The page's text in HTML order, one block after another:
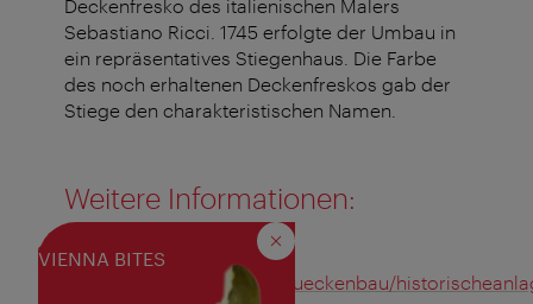
Deckenfresko des italienischen Malers
Sebastiano Ricci. 1745 erfolgte der Umbau in
ein repräsentatives Stiegenhaus. Die Farbe
des noch erhaltenen Deckenfreskos gab der
Stiege den charakteristischen Namen.
Weitere Informationen:
Historische Stiegen:
www.wien.gv.at/verkehr/brueckenbau/
VIENNA BITES Schließen